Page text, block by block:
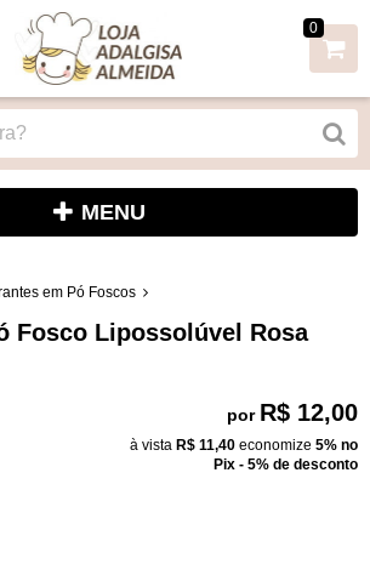
0
MENU
em Pó Foscos
Fosco Lipossolúvel Rosa
por R$ 12,00
à vista R$ 11,40 economize 5% no
Pix - 5% de desconto